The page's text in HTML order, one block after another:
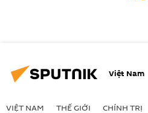
Việt Nam
VIỆT NAM THẾ GIỚI CHÍNH TRỊ